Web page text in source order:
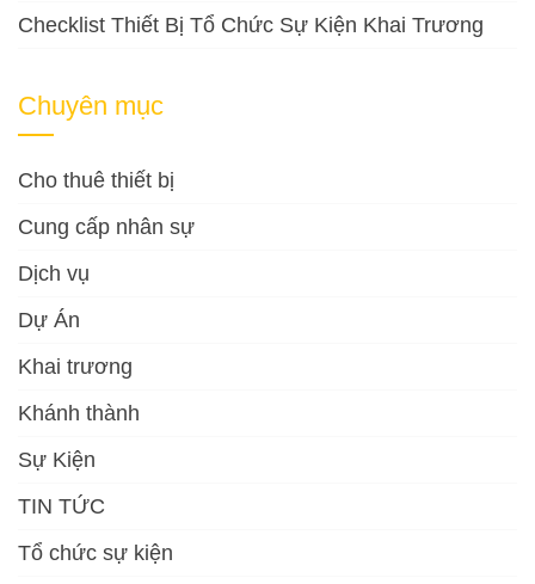
Checklist Thiết Bị Tổ Chức Sự Kiện Khai Trương
Chuyên mục
Cho thuê thiết bị
Cung cấp nhân sự
Dịch vụ
Dự Án
Khai trương
Khánh thành
Sự Kiện
TIN TỨC
Tổ chức sự kiện